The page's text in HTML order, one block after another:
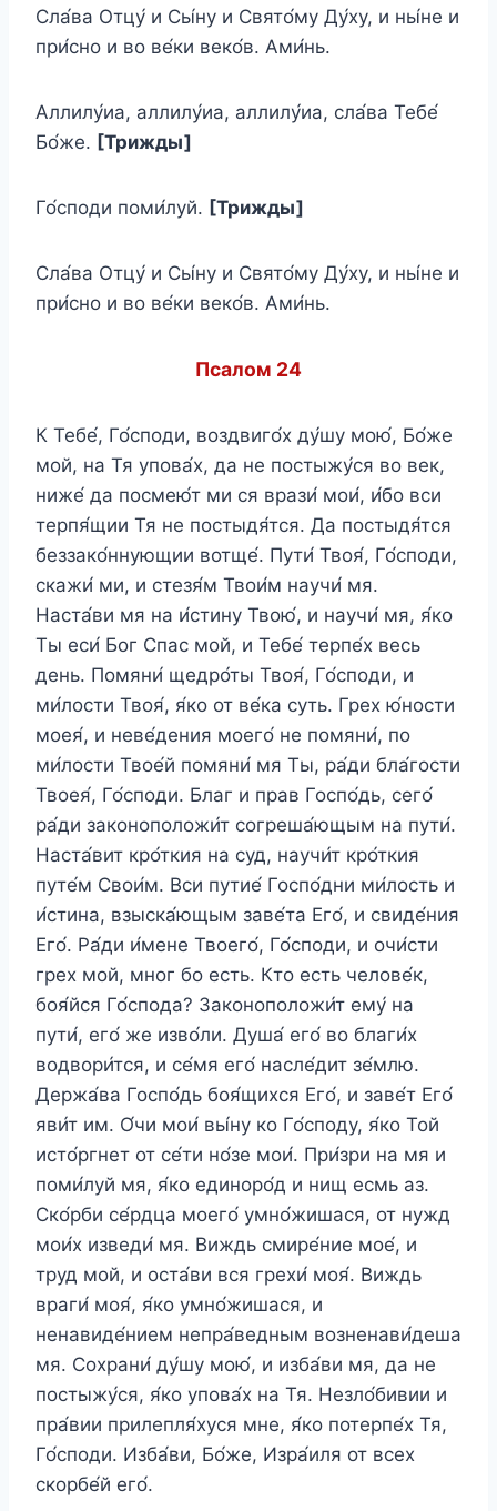
Сла́ва Отцу́ и Сы́ну и Свято́му Ду́ху, и ны́не и
при́сно и во ве́ки веко́в. Ами́нь.
Аллилу́иа, аллилу́иа, аллилу́иа, сла́ва Тебе́
Бо́же. [Трижды]
Го́споди поми́луй. [Трижды]
Сла́ва Отцу́ и Сы́ну и Свято́му Ду́ху, и ны́не и
при́сно и во ве́ки веко́в. Ами́нь.
Псалом 24
К Тебе́, Го́споди, воздвиго́х ду́шу мою́, Бо́же
мой, на Тя упова́х, да не постыжу́ся во век,
ниже́ да посмею́т ми ся врази́ мои́, и́бо вси
терпя́щии Тя не постыдя́тся. Да постыдя́тся
беззако́ннующии вотще́. Пути́ Твоя́, Го́споди,
скажи́ ми, и стезя́м Твои́м научи́ мя.
Наста́ви мя на и́стину Твою́, и научи́ мя, я́ко
Ты еси́ Бог Спас мой, и Тебе́ терпе́х весь
день. Помяни́ щедро́ты Твоя́, Го́споди, и
ми́лости Твоя́, я́ко от ве́ка суть. Грех ю́ности
моея́, и неве́дения моего́ не помяни́, по
ми́лости Твое́й помяни́ мя Ты, ра́ди бла́гости
Твоея́, Го́споди. Благ и прав Госпо́дь, сего́
ра́ди законоположи́т согреша́ющым на пути́.
Наста́вит кро́ткия на суд, научи́т кро́ткия
путе́м Свои́м. Вси путие́ Госпо́дни ми́лость и
и́стина, взыска́ющым заве́та Его́, и свиде́ния
Его́. Ра́ди и́мене Твоего́, Го́споди, и очи́сти
грех мой, мног бо есть. Кто есть челове́к,
боя́йся Го́спода? Законоположи́т eму́ на
пути́, eго́ же изво́ли. Душа́ eго́ во благи́х
водвори́тся, и се́мя eго́ насле́дит зе́млю.
Держа́ва Госпо́дь боя́щихся Его́, и заве́т Его́
яви́т им. О́чи мои́ вы́ну ко Го́споду, я́ко Той
исто́ргнет от се́ти но́зе мои́. При́зри на мя и
поми́луй мя, я́ко единоро́д и нищ есмь аз.
Ско́рби се́рдца моего́ умно́жишася, от нужд
мои́х изведи́ мя. Виждь смире́ние мое́, и
труд мой, и оста́ви вся грехи́ моя́. Виждь
враги́ моя́, я́ко умно́жишася, и
ненавиде́нием непра́ведным возненави́деша
мя. Сохрани́ ду́шу мою́, и изба́ви мя, да не
постыжу́ся, я́ко упова́х на Тя. Незло́бивии и
пра́вии прилепля́хуся мне, я́ко потерпе́х Тя,
Го́споди. Изба́ви, Бо́же, Изра́иля от всех
скорбе́й eго́.